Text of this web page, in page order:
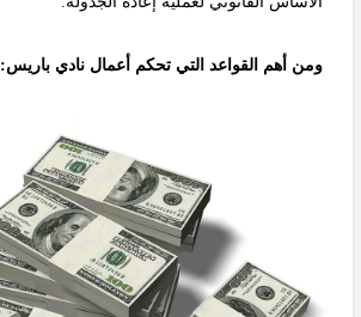
ومن أهم القواعد التي تحكم أعمال نادي باريس: